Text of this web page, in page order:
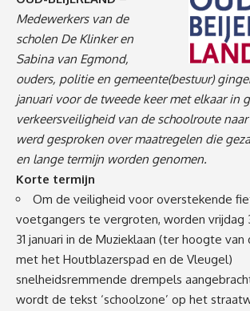
Medewerkers van de
scholen De Klinker en
Sabina van Egmond,
ouders, politie en gemeente(bestuur)
januari voor de tweede keer met elkaar in
verkeersveiligheid van de schoolroute
werd gesproken over maatregelen die
en lange termijn worden genomen.
Korte termijn
Om de veiligheid voor overstekende
voetgangers te vergroten, worden vrijdag
31 januari in de Muzieklaan (ter hoogte van
met het Houtblazerspad en de Vleugel)
snelheidsremmende drempels
wordt de tekst ‘schoolzone’ op het